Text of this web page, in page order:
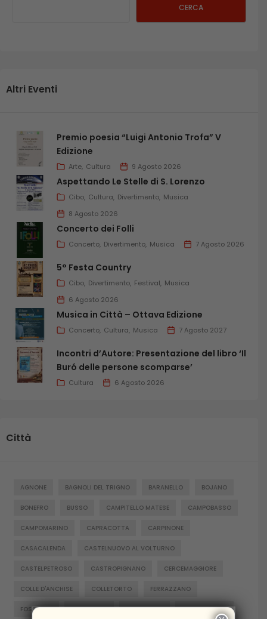
CERCA
Altri Eventi
Premio poesia “Luigi Antonio Trofa” V
Edizione
Arte Cultura 9 Agosto 2026
Aspettando Le Stelle di S. Lorenzo
Cibo Cultura Divertimento Musica
8 Agosto 2026
Concerto dei Folli
Concerto Divertimento Musica 7 Agosto 2026
5° Festa Country
Cibo Divertimento Festival Musica
6 Agosto 2026
Musica in Città – Ottava Edizione
Concerto Cultura Musica 7 Agosto 2027
Incontri d’Autore: Presentazione del libro ‘Il
Buró delle persone scomparse’
Cultura 6 Agosto 2026
Città
AGNONE BAGNOLI DEL TRIGNO BARANELLO BOJANO
BONEFRO BUSSO CAMPITELLO MATESE CAMPOBASSO
CAMPOMARINO CAPRACOTTA CARPINONE
CASACALENDA CASTELNUOVO AL VOLTURNO
CASTELPETROSO CASTROPIGNANO CERCEMAGGIORE
COLLE D'ANCHISE COLLETORTO FERRAZZANO
FOSSALTO FROSOLONE GAMBATESA GUARDIAREGIA